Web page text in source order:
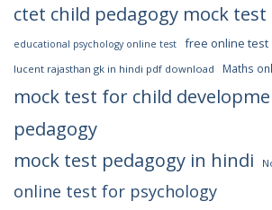
ctet child pedagogy mock test
educational psychology online test free online test
lucent rajasthan gk in hindi pdf download Maths
mock test for child
pedagogy
mock test pedagogy in hindi
online test for psychology